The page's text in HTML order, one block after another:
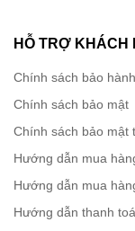
Các thuật toán
cập mạng
HỖ TRỢ KHÁCH
Chính sách bảo hành
Chính sách bảo mật
Chính sách bảo mật
Hướng dẫn mua
Hướng dẫn mua
Hướng dẫn thanh